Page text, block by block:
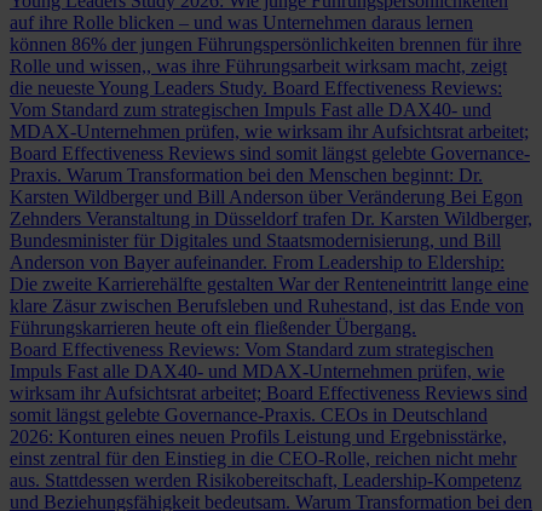
auf ihre Rolle blicken – und was Unternehmen daraus lernen
können 86% der jungen Führungspersönlichkeiten brennen für ihre
Rolle und wissen,, was ihre Führungsarbeit wirksam macht, zeigt
die neueste Young Leaders Study. Board Effectiveness Reviews:
Vom Standard zum strategischen Impuls Fast alle DAX40- und
MDAX-Unternehmen prüfen, wie wirksam ihr Aufsichtsrat arbeitet;
Board Effectiveness Reviews sind somit längst gelebte Governance-
Praxis. Warum Transformation bei den Menschen beginnt: Dr.
Karsten Wildberger und Bill Anderson über Veränderung Bei Egon
Zehnders Veranstaltung in Düsseldorf trafen Dr. Karsten Wildberger,
Bundesminister für Digitales und Staatsmodernisierung, und Bill
Anderson von Bayer aufeinander. From Leadership to Eldership:
Die zweite Karrierehälfte gestalten War der Renteneintritt lange eine
klare Zäsur zwischen Berufsleben und Ruhestand, ist das Ende von
Führungskarrieren heute oft ein fließender Übergang.
Board Effectiveness Reviews: Vom Standard zum strategischen
Impuls Fast alle DAX40- und MDAX-Unternehmen prüfen, wie
wirksam ihr Aufsichtsrat arbeitet; Board Effectiveness Reviews sind
somit längst gelebte Governance-Praxis. CEOs in Deutschland
2026: Konturen eines neuen Profils Leistung und Ergebnisstärke,
einst zentral für den Einstieg in die CEO-Rolle, reichen nicht mehr
aus. Stattdessen werden Risikobereitschaft, Leadership-Kompetenz
und Beziehungsfähigkeit bedeutsam. Warum Transformation bei den